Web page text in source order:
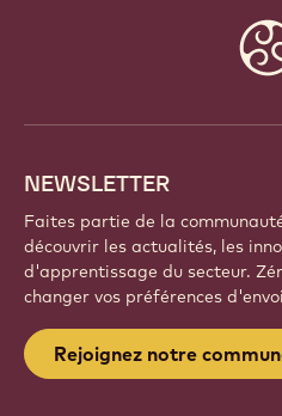
NEWSLETTER
Faites partie de la
découvrir les actualités, les
d'apprentissage du secteur.
changer vos préférences
Rejoignez notre